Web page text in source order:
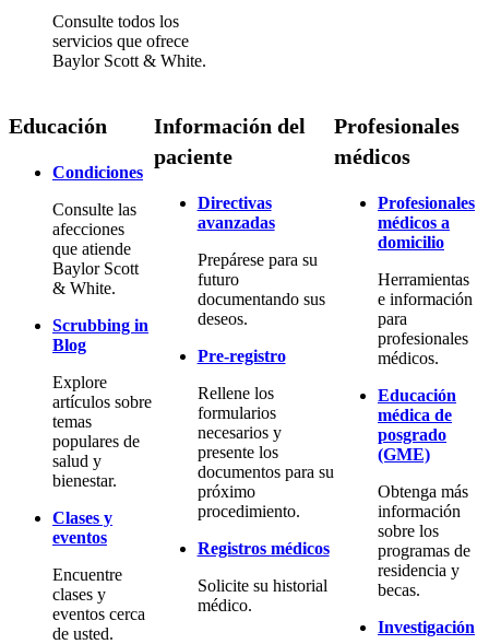
Consulte todos los
servicios que ofrece
Baylor Scott & White.
Educación
Condiciones
Consulte las
afecciones
que atiende
Baylor Scott
& White.
Scrubbing in
Blog
Explore
artículos sobre
temas
populares de
salud y
bienestar.
Clases y
eventos
Encuentre
clases y
eventos cerca
de usted.
Información del
paciente
Directivas
avanzadas
Prepárese para su
futuro
documentando sus
deseos.
Pre-registro
Rellene los
formularios
necesarios y
presente los
documentos para su
próximo
procedimiento.
Registros médicos
Solicite su historial
médico.
Profesionales
médicos
Profesionales
médicos a
domicilio
Herramientas
e información
para
profesionales
médicos.
Educación
médica de
posgrado
(GME)
Obtenga más
información
sobre los
programas de
residencia y
becas.
Investigación